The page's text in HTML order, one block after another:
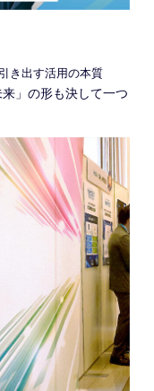
き出す活用の本質
」の形も決して一つ